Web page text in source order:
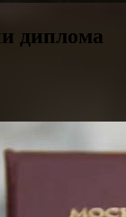
диплома